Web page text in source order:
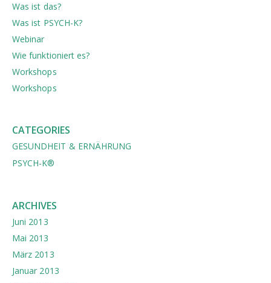
Was ist das?
Was ist PSYCH-K?
Webinar
Wie funktioniert es?
Workshops
Workshops
CATEGORIES
GESUNDHEIT & ERNÄHRUNG
PSYCH-K®
ARCHIVES
Juni 2013
Mai 2013
März 2013
Januar 2013